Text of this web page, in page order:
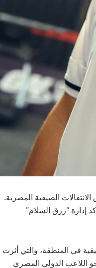
الصيفية المصرية.
إدارة “زرق السلام”
في المنطقة، والتي أثرت
اللاعب الدولي المصري